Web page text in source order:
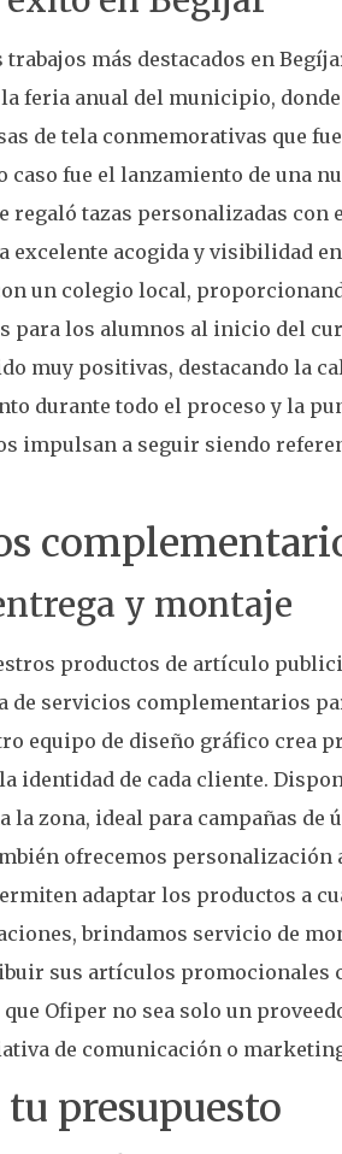
más destacados en
feria anual del municipio,
de tela conmemorativas que
caso fue el lanzamiento de una
regaló tazas personalizadas con
excelente acogida y visibilidad
un colegio local,
para los alumnos al inicio del
muy positivas, destacando la
durante todo el proceso y la
impulsan a seguir siendo
y montaje
productos de artículo
de servicios complementarios
equipo de diseño gráfico crea
identidad de cada cliente.
la zona, ideal para campañas
ofrecemos personalización
adaptar los productos a
brindamos servicio de
sus artículos promocionales
Ofiper no sea solo un
de comunicación o
presupuesto